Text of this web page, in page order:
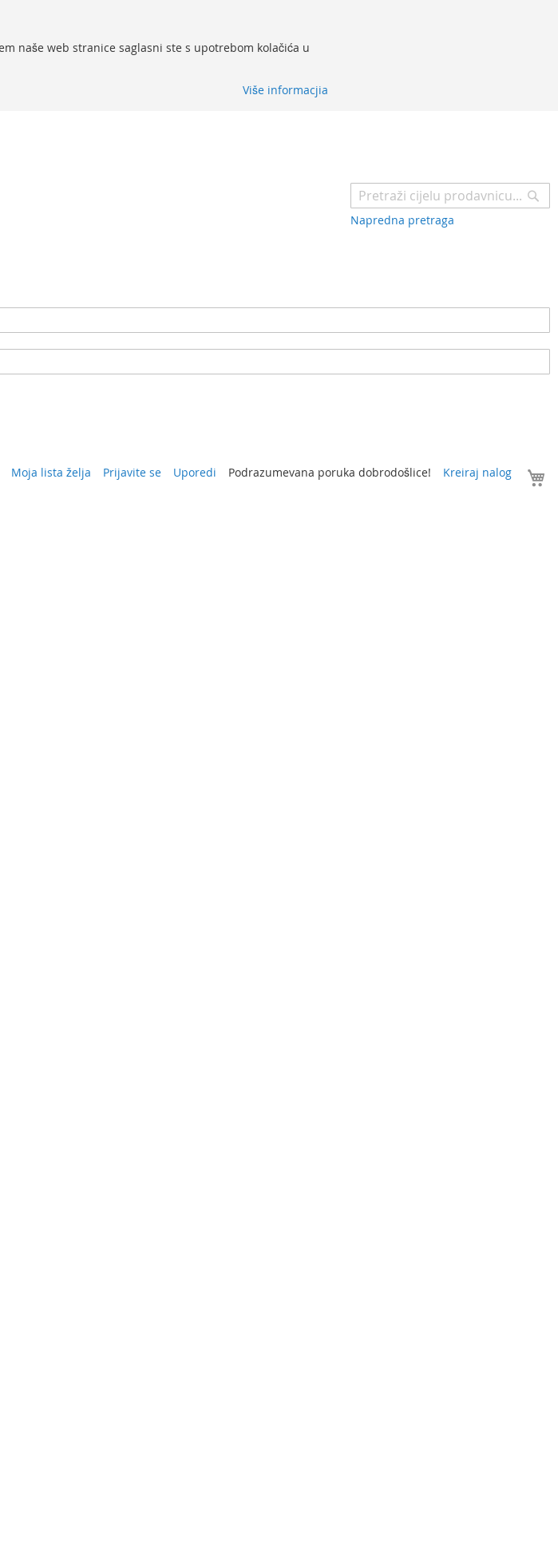
naše web stranice saglasni ste s upotrebom kolačića u
Više informacjia
Napredna pretraga
Moja lista želja Prijavite se Uporedi Podrazumevana poruka dobrodošlice! Kreiraj nalog